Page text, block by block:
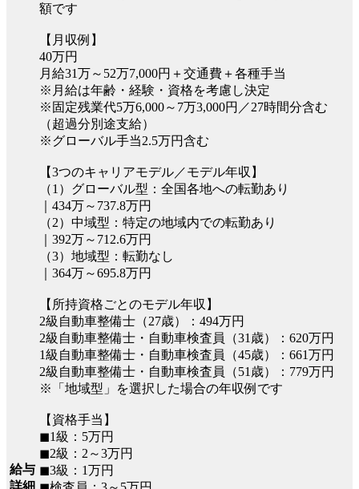
給与
詳細
額です
【月収例】
40万円
月給31万～52万7,000円＋交通費＋各種手当
※月給は年齢・経験・資格を考慮し決定
※固定残業代5万6,000～7万3,000円／27時間分含む
（超過分別途支給）
※グローバル手当2.5万円含む
【3つのキャリアモデル／モデル年収】
（1）グローバル型：全国各地への転勤あり
｜434万～737.8万円
（2）中域型：特定の地域内での転勤あり
｜392万～712.6万円
（3）地域型：転勤なし
｜364万～695.8万円
【所持資格ごとのモデル年収】
2級自動車整備士（27歳）：494万円
2級自動車整備士・自動車検査員（31歳）：620万円
1級自動車整備士・自動車検査員（45歳）：661万円
2級自動車整備士・自動車検査員（51歳）：779万円
※「地域型」を選択した場合の年収例です
【資格手当】
◼︎1級：5万円
◼︎2級：2～3万円
◼︎3級：1万円